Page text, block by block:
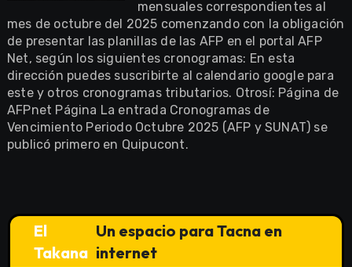
mensuales correspondientes al
mes de octubre del 2025 comenzando con la obligación
de presentar las planillas de las AFP en el portal AFP
Net, según los siguientes cronogramas: En esta
dirección puedes suscribirte al calendario google para
este y otros cronogramas tributarios. Otrosí: Página de
AFPnet Página La entrada Cronogramas de
Vencimiento Periodo Octubre 2025 (AFP y SUNAT) se
publicó primero en Quipucont.
El
Takana
Un espacio para Tacna en
internet